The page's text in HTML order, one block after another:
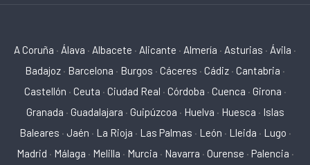
A Coruña · Álava · Albacete · Alicante · Almería · Asturias · Ávila ·
Badajoz · Barcelona · Burgos · Cáceres · Cádiz · Cantabria ·
Castellón · Ceuta · Ciudad Real · Córdoba · Cuenca · Girona ·
Granada · Guadalajara · Guipúzcoa · Huelva · Huesca · Islas
Baleares · Jaén · La Rioja · Las Palmas · León · Lleida · Lugo ·
Madrid · Málaga · Melilla · Murcia · Navarra · Ourense · Palencia ·